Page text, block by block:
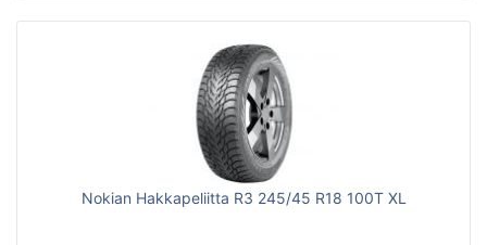
Nokian Hakkapeliitta R3 245/45 R18 100T XL